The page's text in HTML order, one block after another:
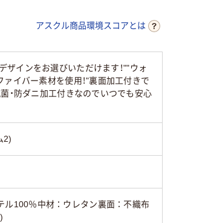
アスクル商品環境スコアとは
インをお選びいただけます！""ウォ
イバー素材を使用！"裏面加工付きで
・防ダニ加工付きなのでいつでも安心
2)
ル100％中材：ウレタン裏面：不織布